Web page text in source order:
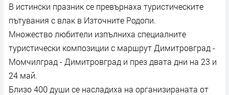
В истински празник се превърнаха туристическите
пътувания с влак в Източните Родопи.
Множество любители изпълниха специалните
туристически композиции с маршрут Димитровград -
Момчилград - Димитровград и през двата дни на 23 и
24 май.
Близо 400 души се насладиха на организираната от